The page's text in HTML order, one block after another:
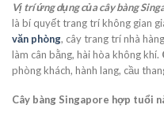
Vị trí ứng dụng của cây bàng
là bí quyết trang trí không gian
văn phòng, cây trang trí nhà
làm cân bằng, hài hòa không khí.
phòng khách, hành lang, cầu
Cây bàng Singapore hợp tuổi